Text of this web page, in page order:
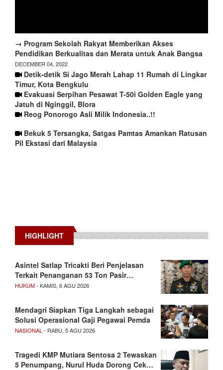
→ Program Sekolah Rakyat Memberikan Akses
Pendidikan Berkualitas dan Merata untuk Anak Bangsa
DECEMBER 04, 2022
Detik-detik Si Jago Merah Lahap 11 Rumah di Lingkar
Timur, Kota Bengkulu
Evakuasi Serpihan Pesawat T-50i Golden Eagle yang
Jatuh di Nginggil, Blora
Reog Ponorogo Asli Milik Indonesia..!!
Bekuk 5 Tersangka, Satgas Pamtas Amankan Ratusan
Pil Ekstasi dari Malaysia
HIGHLIGHT
Asintel Satlap Tricakti Beri Penjelasan
Terkait Penanganan 53 Ton Pasir…
HUKUM- KAMIS, 6 AGU 2026
Mendagri Siapkan Tiga Langkah sebagai
Solusi Operasional Gaji Pegawai Pemda
NASIONAL - RABU, 5 AGU 2026
Tragedi KMP Mutiara Sentosa 2 Tewaskan
5 Penumpang, Nurul Huda Dorong Cek…